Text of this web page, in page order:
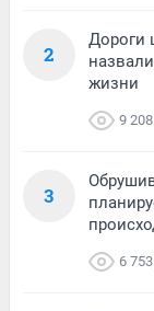
2
Дороги
жизни
9 208
3
6 753